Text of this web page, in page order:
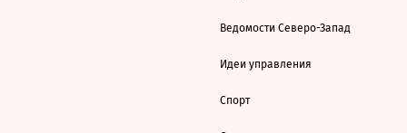
Ведомости Северо-Запад
Идеи управления
Спорт